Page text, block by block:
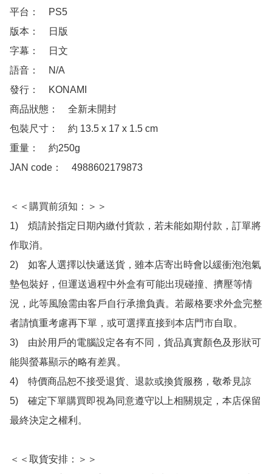
平台：　PS5
版本：　日版
字幕：　日文
語音：　N/A
發行：　KONAMI
商品狀態：　全新未開封
包裝尺寸：　約 13.5 x 17 x 1.5 cm
重量：　約250g
JAN code：　4988602179873
＜＜購買前須知：＞＞
1)　煩請於指定日期內繳付貨款，若未能如期付款，訂單將
作取消。
2)　如客人選擇以快遞送貨，雖本店寄出時會以緩衝泡泡氣
墊包裝好，但運送過程中外盒有可能出現碰撞、擠壓等情
況，此等風險需由客戶自行承擔負責。若嚴格要求外盒完整
者請慎重考慮再下單，或可選擇直接到本店門市自取。
3)　由於用戶的電腦設定各有不同，貨品真實顏色及形狀可
能與螢幕顯示的略有差異。
4)　特價商品恕不接受退貨、退款或換貨服務，敬希見諒
5)　確定下單購買即視為同意遵守以上相關規定，本店保留
最終決定之權利。
＜＜取貨安排：＞＞